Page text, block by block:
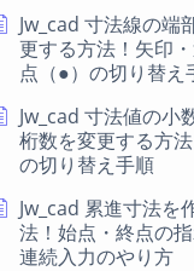
Jw_cad 寸法線の端
更する方法！矢印・
点（●）の切り替え
Jw_cad 寸法値の小
桁数を変更する方
の切り替え手順
Jw_cad 累進寸法を
法！始点・終点の
連続入力のやり方